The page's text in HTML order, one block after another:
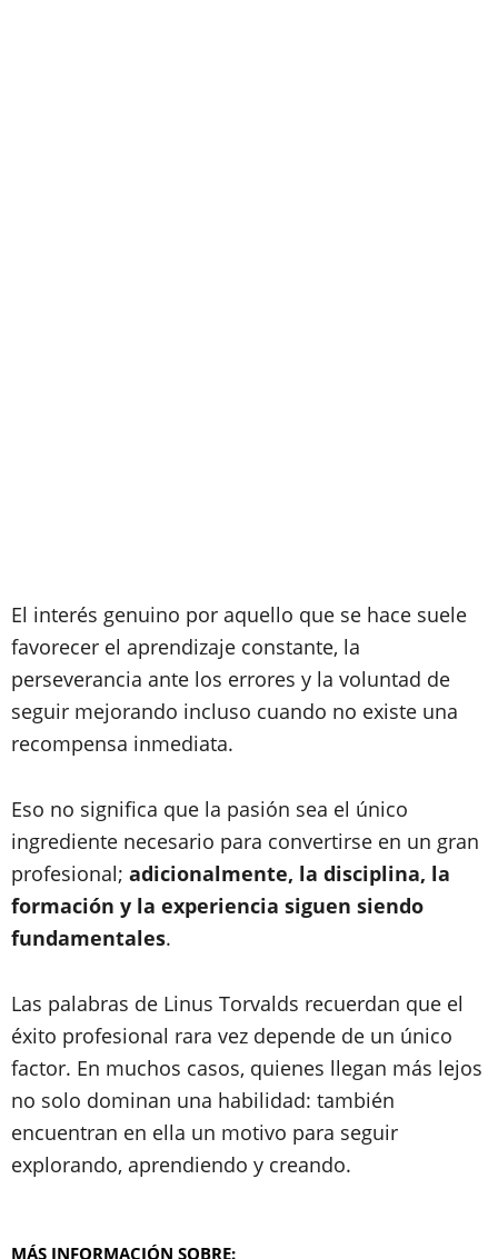
El interés genuino por aquello que se hace suele
favorecer el aprendizaje constante, la
perseverancia ante los errores y la voluntad de
seguir mejorando incluso cuando no existe una
recompensa inmediata.
Eso no significa que la pasión sea el único
ingrediente necesario para convertirse en un gran
profesional; adicionalmente, la disciplina, la
formación y la experiencia siguen siendo
fundamentales.
Las palabras de Linus Torvalds recuerdan que el
éxito profesional rara vez depende de un único
factor. En muchos casos, quienes llegan más lejos
no solo dominan una habilidad: también
encuentran en ella un motivo para seguir
explorando, aprendiendo y creando.
MÁS INFORMACIÓN SOBRE: